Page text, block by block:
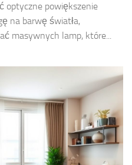
optyczne powiększenie
na barwę światła,
masywnych lamp, które...